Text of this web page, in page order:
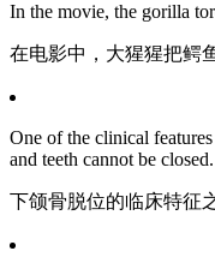
In the movie, the gorilla
在电影中，大猩猩把鳄
One of the clinical
and teeth cannot be closed.
下颌骨脱位的临床特征